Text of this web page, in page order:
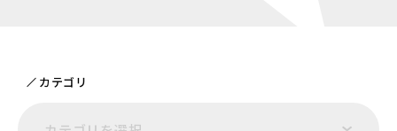
カテゴリ